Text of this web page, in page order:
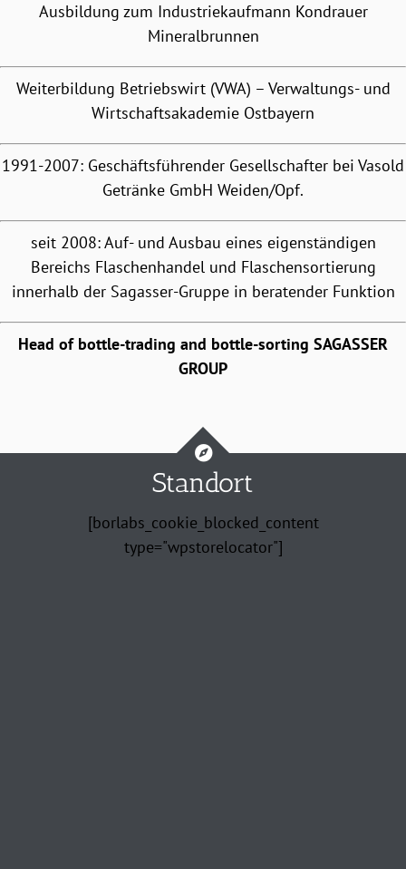
Ausbildung zum Industriekaufmann Kondrauer
Mineralbrunnen
Weiterbildung Betriebswirt (VWA) – Verwaltungs- und
Wirtschaftsakademie Ostbayern
1991-2007: Geschäftsführender Gesellschafter bei Vasold
Getränke GmbH Weiden/Opf.
seit 2008: Auf- und Ausbau eines eigenständigen
Bereichs Flaschenhandel und Flaschensortierung
innerhalb der Sagasser-Gruppe in beratender Funktion
Head of bottle-trading and bottle-sorting SAGASSER
GROUP
Standort
[borlabs_cookie_blocked_content
type="wpstorelocator"]